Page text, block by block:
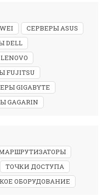
СЕРВЕРЫ ASUS
DELL
FUJITSU
GIGABYTE
GAGARIN
ТОЧКИ ДОСТУПА
ОБОРУДОВАНИЕ